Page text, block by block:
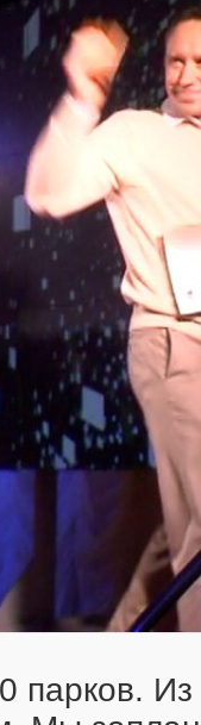
парков.